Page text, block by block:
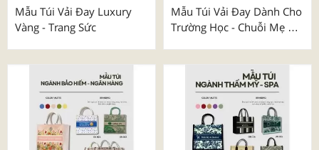
Mẫu Túi Vải Đay Luxury
Vàng - Trang Sức
Mẫu Túi Vải Đay Dành Cho
Trường Học - Chuỗi Mẹ &